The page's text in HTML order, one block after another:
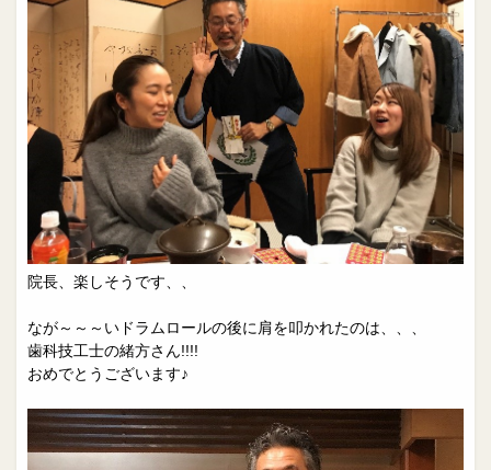
院長、楽しそうです、、
なが～～～いドラムロールの後に肩を叩かれたのは、、、
歯科技工士の緒方さん!!!!
おめでとうございます♪